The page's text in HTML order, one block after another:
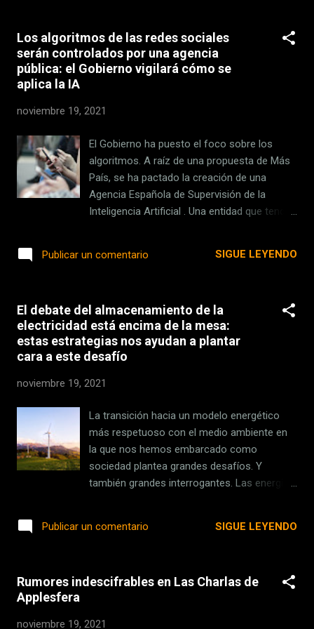
Productos Sanitarios en una conferencia en
la Real Academia de las Ciencias. Las
declaraciones del jefe del Servicio de
tiempo que países como Austria, con casi
de vacunación del 66%, impondrán el
confinamiento general a partir del lunes y la
vacuna obligatoria. ¿Qué podremos esperar
de las próximas semanas en España? El
invierno vuelve a ponernos en jaque El riesgo
mortalidad por coronavirus en...
Los algoritmos de las redes sociales
serán controlados por una agencia
pública: el Gobierno vigilará cómo se
aplica la IA
noviembre 19, 2021
El Gobierno ha puesto el foco sobre los
algoritmos. A raíz de una propuesta de Más
País, se ha pactado la creación de una
Agencia Española de Supervisión de la
Inteligencia Artificial . Una entidad que tendrá
Esta agencia será un organismo estatal con
acordada. Para ello se destinarán 5 millones
de euros en los próximos Presupuestos
Generales. Además de las redes sociales, se
vigilarán los algoritmos aplicados a
repartidores La función específica de esta
significativos sobre la seguridad y salud de
las personas, así como sobre sus derechos
fundamentales, que puedan derivarse del
uso de sistemas de inteligencia artificial". La
idea es crear una auditoría de los algoritmos
nueva regulación d...
Publicar un comentario SIGUE LEYENDO
El debate del almacenamiento de la
electricidad está encima de la mesa:
estas estrategias nos ayudan a plantar
cara a este desafío
noviembre 19, 2021
La transición hacia un modelo energético
más respetuoso con el medio ambiente en
la que nos hemos embarcado como
sociedad plantea grandes desafíos. Y
también grandes interrogantes. Las energías
energético que perseguirá minimizar las
necesario resolver. Algunos expertos, como
su alter ego @OperadorNuclear , abogan por
Publicar un comentario SIGUE LEYENDO
Rumores indescifrables en Las Charlas de
Applesfera
noviembre 19, 2021